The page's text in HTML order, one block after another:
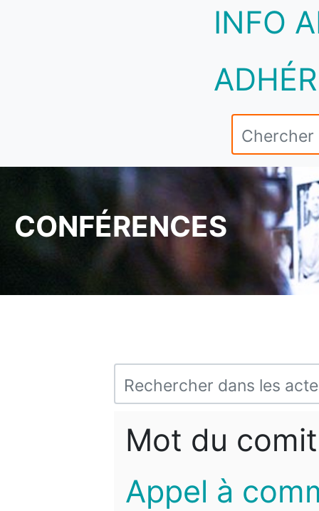
INFO
CONFÉRENCES
Mot du
Appel à